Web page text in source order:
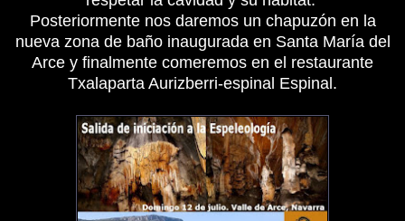
Posteriormente nos daremos un chapuzón en la
nueva zona de baño inaugurada en Santa María del
Arce y finalmente comeremos en el restaurante
Txalaparta Aurizberri-espinal Espinal.